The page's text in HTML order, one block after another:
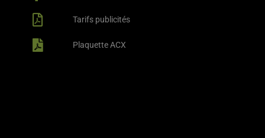
Tarifs publicités
Plaquette ACX